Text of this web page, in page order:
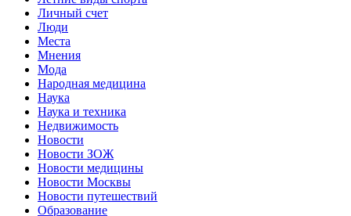
Личный счет
Люди
Места
Мнения
Мода
Народная медицина
Наука
Наука и техника
Недвижимость
Новости
Новости ЗОЖ
Новости медицины
Новости Москвы
Новости путешествий
Образование